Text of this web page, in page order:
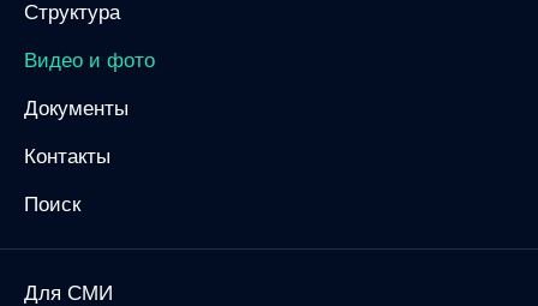
Структура
Видео и фото
Документы
Контакты
Поиск
Для СМИ